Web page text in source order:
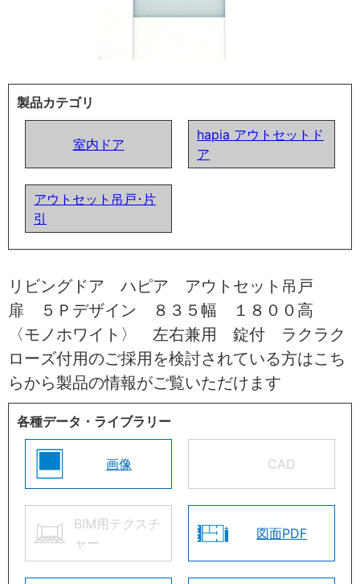
製品カテゴリ
室内ドア
hapia アウトセットド
ア
アウトセット吊戸･片
引
リビングドア ハピア アウトセット吊戸
扉 ５Ｐデザイン ８３５幅 １８００高
〈モノホワイト〉 左右兼用 錠付 ラクラク
ローズ付用のご採用を検討されている方はこち
らから製品の情報がご覧いただけます
各種データ・ライブラリー
画像 CAD
BIM用テクスチ
ャー
図面PDF